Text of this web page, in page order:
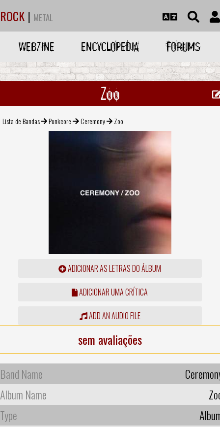
ROCK | METAL
WEBZINE ENCYCLOPEDIA FORUMS
Zoo
Lista de Bandas Punkcore Ceremony Zoo
ADICIONAR AS LETRAS DO ÁLBUM
ADICIONAR UMA CRÍTICA
ADD AN AUDIO FILE
sem avaliações
Band Name
Album Name
Type